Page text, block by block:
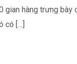
gian hàng trưng bày
có […]